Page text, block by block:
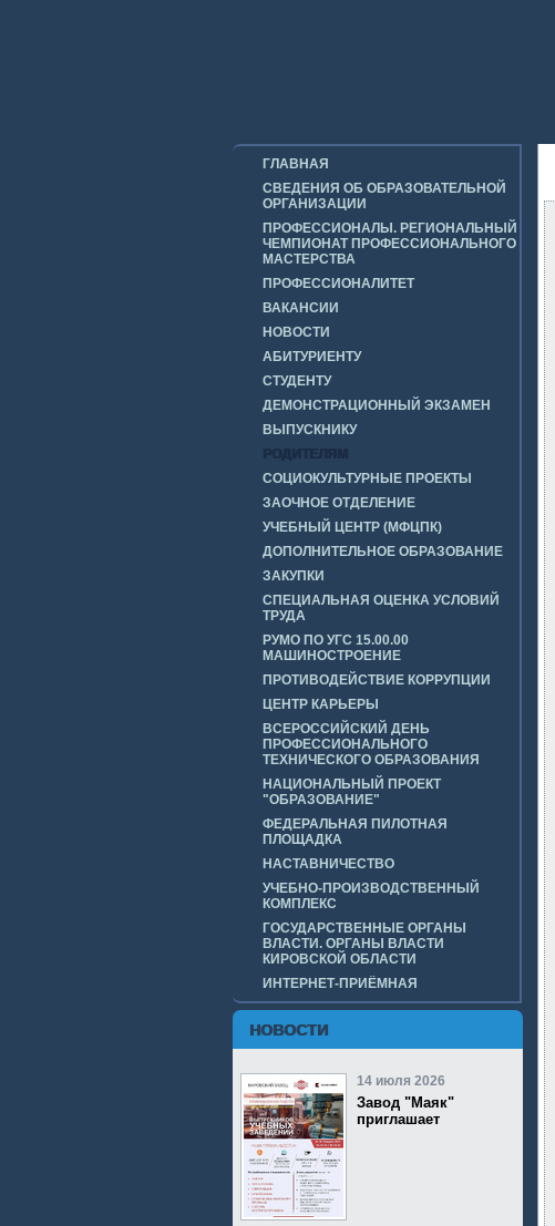
ГЛАВНАЯ
СВЕДЕНИЯ ОБ ОБРАЗОВАТЕЛЬНОЙ
ОРГАНИЗАЦИИ
ПРОФЕССИОНАЛЫ. РЕГИОНАЛЬНЫЙ
ЧЕМПИОНАТ ПРОФЕССИОНАЛЬНОГО
МАСТЕРСТВА
ПРОФЕССИОНАЛИТЕТ
ВАКАНСИИ
НОВОСТИ
АБИТУРИЕНТУ
СТУДЕНТУ
ДЕМОНСТРАЦИОННЫЙ ЭКЗАМЕН
ВЫПУСКНИКУ
СОЦИОКУЛЬТУРНЫЕ ПРОЕКТЫ
ЗАОЧНОЕ ОТДЕЛЕНИЕ
УЧЕБНЫЙ ЦЕНТР (МФЦПК)
ДОПОЛНИТЕЛЬНОЕ ОБРАЗОВАНИЕ
ЗАКУПКИ
СПЕЦИАЛЬНАЯ ОЦЕНКА УСЛОВИЙ
ТРУДА
РУМО ПО УГС 15.00.00
МАШИНОСТРОЕНИЕ
ПРОТИВОДЕЙСТВИЕ КОРРУПЦИИ
ЦЕНТР КАРЬЕРЫ
ВСЕРОССИЙСКИЙ ДЕНЬ
ПРОФЕССИОНАЛЬНОГО
ТЕХНИЧЕСКОГО ОБРАЗОВАНИЯ
НАЦИОНАЛЬНЫЙ ПРОЕКТ
"ОБРАЗОВАНИЕ"
ФЕДЕРАЛЬНАЯ ПИЛОТНАЯ
ПЛОЩАДКА
НАСТАВНИЧЕСТВО
УЧЕБНО-ПРОИЗВОДСТВЕННЫЙ
КОМПЛЕКС
ГОСУДАРСТВЕННЫЕ ОРГАНЫ
ВЛАСТИ. ОРГАНЫ ВЛАСТИ
КИРОВСКОЙ ОБЛАСТИ
ИНТЕРНЕТ-ПРИЁМНАЯ
НОВОСТИ
14 июля 2026
Завод "Маяк"
приглашает